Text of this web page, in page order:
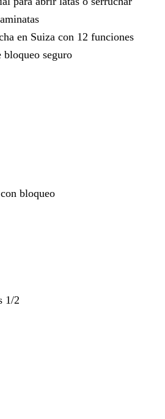
en Suiza con 12 funciones
seguro
bloqueo
1/2